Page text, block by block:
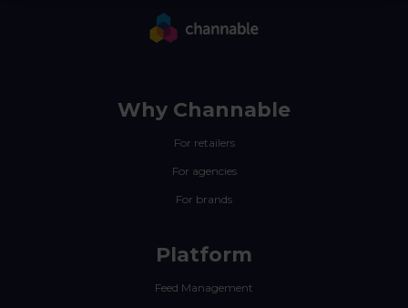
Why Channable
For retailers
For agencies
For brands
Platform
Feed Management